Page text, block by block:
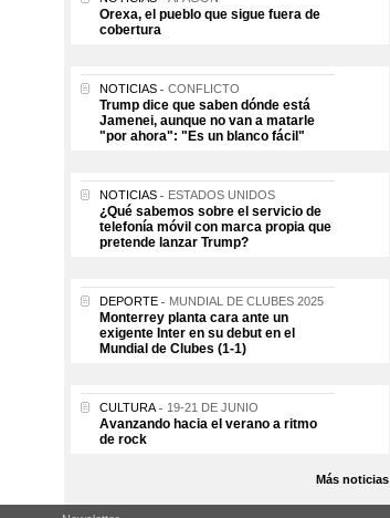
Orexa, el pueblo que sigue fuera de
cobertura
NOTICIAS CONFLICTO
Trump dice que saben dónde está
Jamenei, aunque no van a matarle
"por ahora": "Es un blanco fácil"
NOTICIAS ESTADOS UNIDOS
¿Qué sabemos sobre el servicio de
telefonía móvil con marca propia que
pretende lanzar Trump?
DEPORTE MUNDIAL DE CLUBES 2025
Monterrey planta cara ante un
exigente Inter en su debut en el
Mundial de Clubes (1-1)
CULTURA 19-21 DE JUNIO
Avanzando hacia el verano a ritmo
de rock
Más noticias